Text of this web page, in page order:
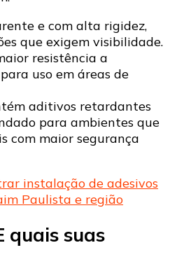
e com alta rigidez,
que exigem visibilidade.
resistência a
uso em áreas de
aditivos retardantes
para ambientes que
com maior segurança
instalação de adesivos
Paulista e região
quais suas